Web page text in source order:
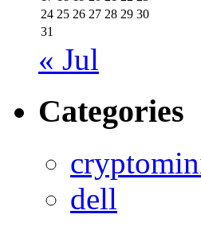
24 25 26 27 28 29 30
31
« Jul
Categories
dell